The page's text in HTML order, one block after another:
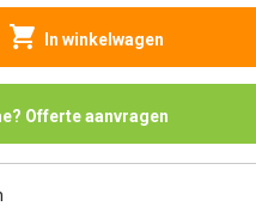
In winkelwagen
Offerte aanvragen